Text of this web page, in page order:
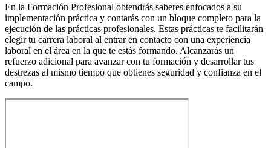
En la Formación Profesional obtendrás saberes enfocados a su
implementación práctica y contarás con un bloque completo para la
ejecución de las prácticas profesionales. Estas prácticas te facilitarán
elegir tu carrera laboral al entrar en contacto con una experiencia
laboral en el área en la que te estás formando. Alcanzarás un
refuerzo adicional para avanzar con tu formación y desarrollar tus
destrezas al mismo tiempo que obtienes seguridad y confianza en el
campo.